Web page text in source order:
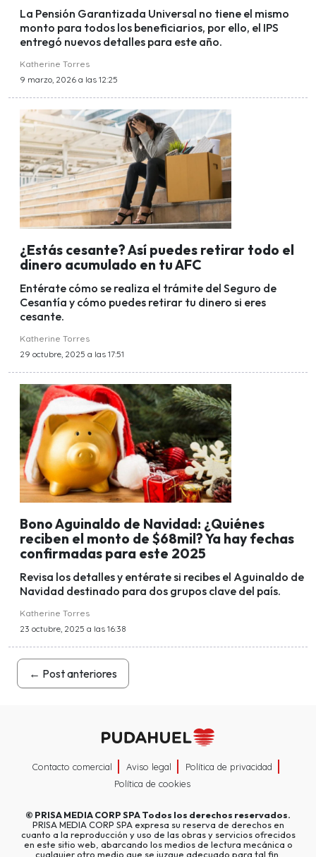
La Pensión Garantizada Universal no tiene el mismo
monto para todos los beneficiarios, por ello, el IPS
entregó nuevos detalles para este año.
Katherine Torres
9 marzo, 2026 a las 12:25
¿Estás cesante? Así puedes retirar todo el
dinero acumulado en tu AFC
Entérate cómo se realiza el trámite del Seguro de
Cesantía y cómo puedes retirar tu dinero si eres
cesante.
Katherine Torres
29 octubre, 2025 a las 17:51
Bono Aguinaldo de Navidad: ¿Quiénes
reciben el monto de $68mil? Ya hay fechas
confirmadas para este 2025
Revisa los detalles y entérate si recibes el Aguinaldo de
Navidad destinado para dos grupos clave del país.
Katherine Torres
23 octubre, 2025 a las 16:38
← Post anteriores
Contacto comercial Aviso legal
Política de privacidad
Política de cookies
© PRISA MEDIA CORP SPATodos los derechos reservados.
PRISA MEDIA CORP SPA expresa su reserva de derechos en
cuanto a la reproducción y uso de las obras y servicios ofrecidos
en este sitio web, abarcando los medios de lectura mecánica o
cualquier otro medio que se juzgue adecuado para tal fin.